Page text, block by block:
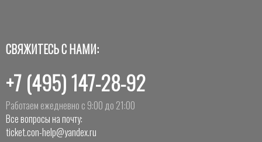
СВЯЖИТЕСЬ С НАМИ:
+7 (495) 147-28-92
Работаем ежедневно с 9:00 до 21:00
Все вопросы на почту:
ticket.con-help@yandex.ru